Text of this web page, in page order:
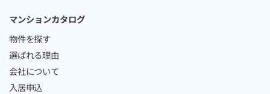
マンションカタログ
物件を探す
選ばれる理由
会社について
入居申込